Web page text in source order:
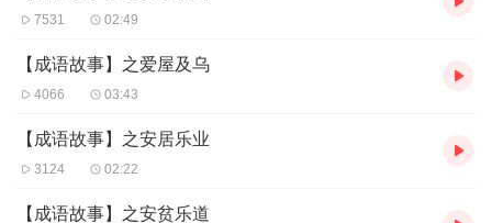
【 国学系列】:
听
《诵读经典|改变孩子一生的国学成长启蒙课》←点击收听
【 儿童故事系列 】:
《夜鸣虫姐姐讲故事|3~8岁儿童睡前故事 晚安妈妈 哄睡》←点击收
7531 02:49
【成语故事】之爱屋及乌
4066 03:43
【成语故事】之安居乐业
3124 02:22
【成语故事】之安贫乐道